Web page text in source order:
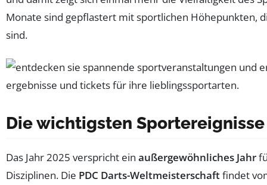
Monate sind gepflastert mit sportlichen Höhepunkten,
sind.
Die wichtigsten Sportereignisse
Das Jahr 2025 verspricht ein außergewöhnliches Jahr
Disziplinen. Die PDC Darts-Weltmeisterschaftfindet